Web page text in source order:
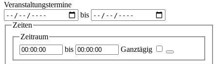
Veranstaltungstermine
bis
Zeiten
Zeitraum
Startzeitpunkt bis Endzeitpunkt Ganztägig